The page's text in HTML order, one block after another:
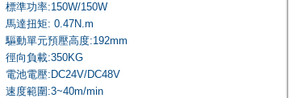
標準功率:150W/150W
馬達扭矩: 0.47N.m
驅動單元預壓高度:192mm
徑向負載:350KG
電池電壓:DC24V/DC48V
速度範圍:3~40m/min